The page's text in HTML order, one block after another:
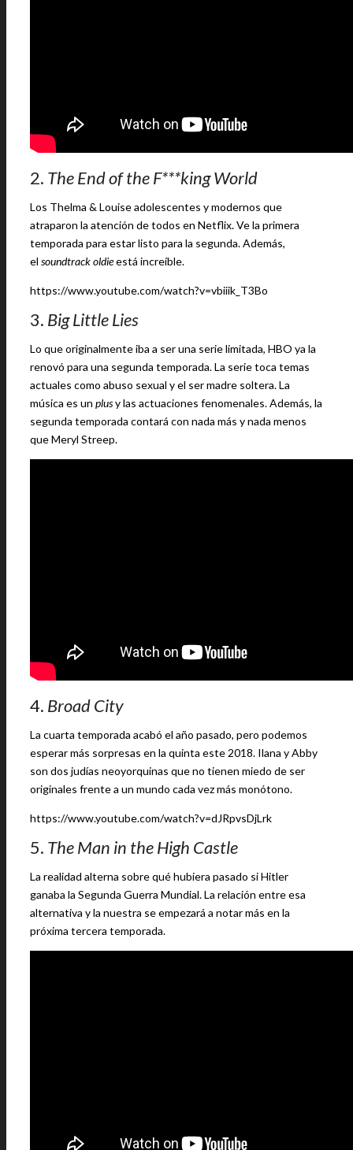
2. The End of the F***king World
Los Thelma & Louise adolescentes y modernos que
atraparon la atención de todos en Netflix. Ve la primera
temporada para estar listo para la segunda. Además,
el soundtrack oldieestá increíble.
https://www.youtube.com/watch?v=vbiiik_T3Bo
3. Big Little Lies
Lo que originalmente iba a ser una serie limitada, HBO ya la
renovó para una segunda temporada. La serie toca temas
actuales como abuso sexual y el ser madre soltera. La
música es un plusy las actuaciones fenomenales. Además, la
segunda temporada contará con nada más y nada menos
que Meryl Streep.
4. Broad City
La cuarta temporada acabó el año pasado, pero podemos
esperar más sorpresas en la quinta este 2018. Ilana y Abby
son dos judías neoyorquinas que no tienen miedo de ser
originales frente a un mundo cada vez más monótono.
https://www.youtube.com/watch?v=dJRpvsDjLrk
5. The Man in the High Castle
La realidad alterna sobre qué hubiera pasado si Hitler
ganaba la Segunda Guerra Mundial. La relación entre esa
alternativa y la nuestra se empezará a notar más en la
próxima tercera temporada.